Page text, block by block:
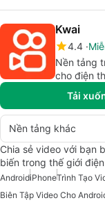
Kwai
4.4
Nền tảng
cho điện
Tải
Nền tảng khác
Chia sẻ video với bạn
biến trong thế giới
AndroidiPhoneTrình Tạo
Biên Tập Video Cho